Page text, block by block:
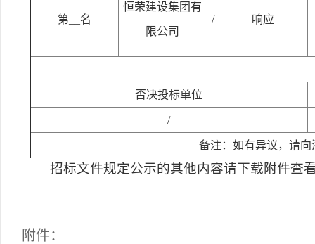
第__名
恒荣建设集团有
限公司
/ 响应
否决投标单位
/
备注：如有异议，请向
招标文件规定公示的其他内容请下载附件查
附件：